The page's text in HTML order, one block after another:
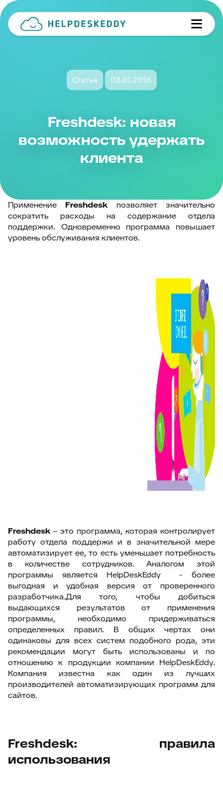
Статья 03.01.2016
Freshdesk: новая
возможность удержать
клиента
Применение Freshdesk позволяет значительно
сократить расходы на содержание отдела
поддержки. Одновременно программа повышает
уровень обслуживания клиентов.
Freshdesk – это программа, которая контролирует
работу отдела поддержи и в значительной мере
автоматизирует ее, то есть уменьшает потребность
в количестве сотрудников. Аналогом этой
программы является HelpDeskEddy - более
выгодная и удобная версия от проверенного
разработчика.Для того, чтобы добиться
выдающихся результатов от применения
программы, необходимо придерживаться
определенных правил. В общих чертах они
одинаковы для всех систем подобного рода, эти
рекомендации могут быть использованы и по
отношению к продукции компании HelpDeskEddy.
Компания известна как один из лучших
производителей автоматизирующих программ для
сайтов.
Freshdesk: правила
использования